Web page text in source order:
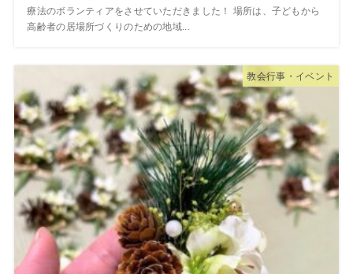
療法のボランティアをさせていただきました！ 場所は、子どもから
高齢者の居場所づくりのための地域...
教会行事・イベント